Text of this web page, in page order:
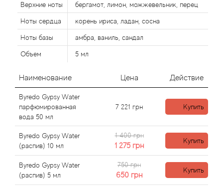
Верхние ноты бергамот, лимон, можжевельник, перец
Ноты сердца корень ириса, ладан, сосна
Ноты базы амбра, ваниль, сандал
Объем 5 мл
Наименование Цена Действие
Byredo Gypsy Water
парфюмированная
вода 50 мл
7 221 грн Купить
Byredo Gypsy Water
(распив) 10 мл
1 400 грн
1 275 грн
Купить
Byredo Gypsy Water
(распив) 5 мл
750 грн
650 грн
Купить
Alfred Dunhill
Alyson Oldoini
Alyssa Ashley
American Crew
Amouage
Amouroud
Andre L'Arom
Angel Schlesser